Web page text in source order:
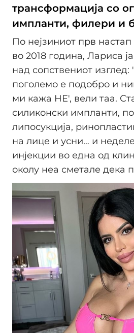
трансформација со
импланти, филери и
По нејзиниот прв
во 2018 година, Лариса
над сопствениот
поголемо е подобро и
ми кажа НЕ', вели таа.
силиконски импланти,
липосукција,
на лице и усни… и
инјекции во една од
околу неа сметале дека